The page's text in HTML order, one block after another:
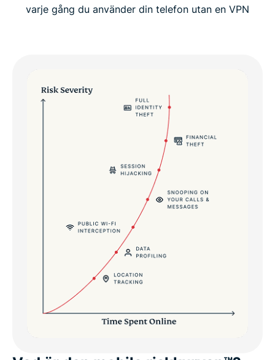
varje gång du använder din telefon utan en VPN